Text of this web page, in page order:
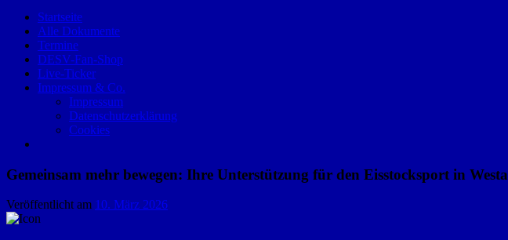
Startseite
Alle Dokumente
Termine
DESV-Fan-Shop
Live-Ticker
Impressum & Co.
Impressum
Datenschutzerklärung
Cookies
Gemeinsam mehr bewegen: Ihre Unterstützung für den Eisstocksport in
Veröffentlicht am 10. März 2026